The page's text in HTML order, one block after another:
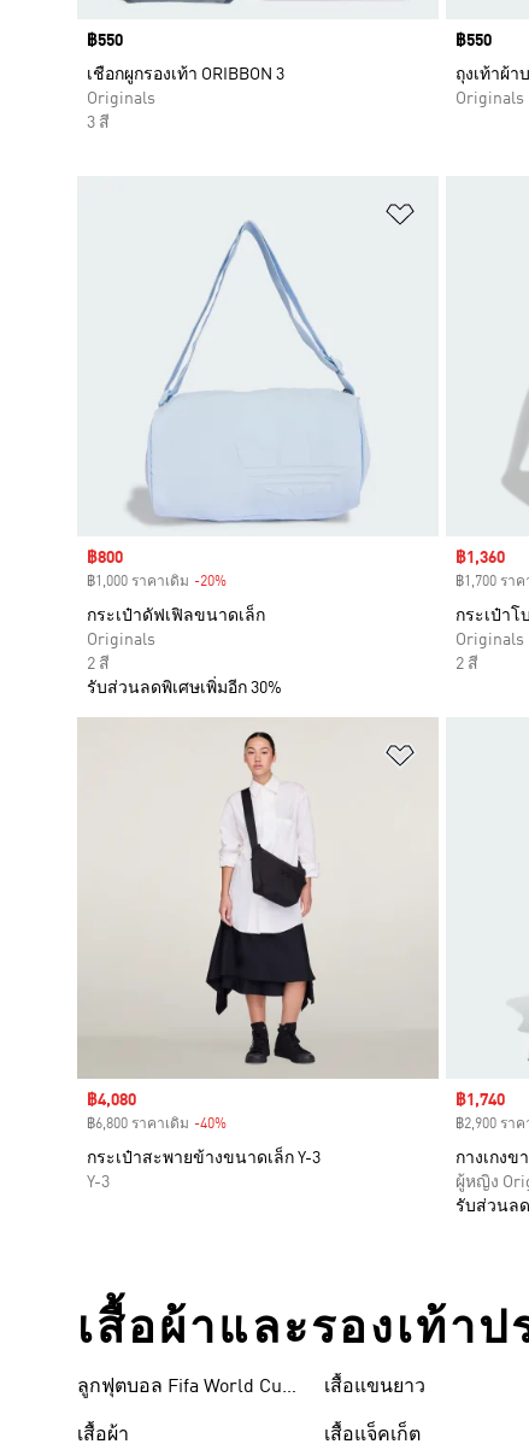
Price
฿550
เชือกผูกรองเท้า ORIBBON 3
Originals
3 สี
Price
฿550
ถุงเท้าผ้า
Originals
Sale price
฿800
฿1,000 ราคาเดิม -20%
กระเป๋าดัฟเฟิลขนาดเล็ก
Originals
2 สี
รับส่วนลดพิเศษเพิ่มอีก 30%
Sale price
฿1,360
฿1,700 ราค
กระเป๋าโ
Originals
2 สี
เพิ่มไปยังร
Sale price
฿4,080
฿6,800 ราคาเดิม -40%
กระเป๋าสะพายข้างขนาดเล็ก Y-3
Y-3
Sale price
฿1,740
฿2,900 ราค
กางเกงข
ผู้หญิง
รับส่วนลด
เสื้อผ้าและรองเท้าป
ลูกฟุตบอล Fifa World Cup
เสื้อผ้า
เสื้อแขนยาว
เสื้อแจ็คเก็ต